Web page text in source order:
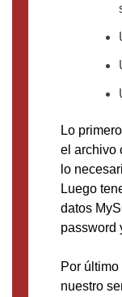
Lo
el archivo
lo
Luego
datos
password
Por
nuestro